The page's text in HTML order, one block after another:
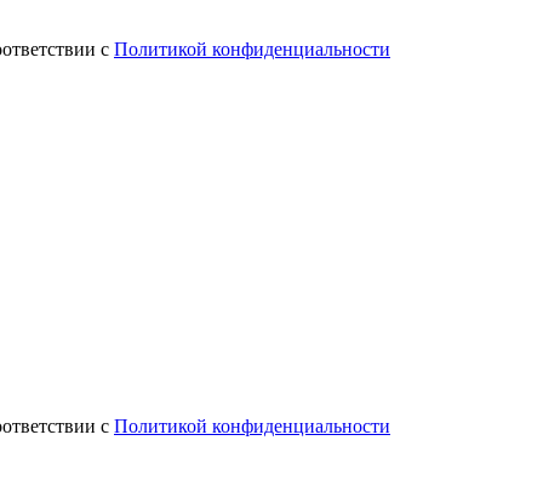
с Политикой конфиденциальности
с Политикой конфиденциальности